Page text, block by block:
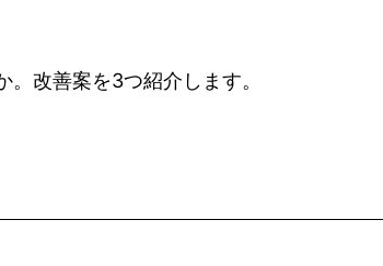
改善案を3つ紹介します。